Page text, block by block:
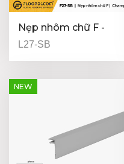
Nẹp nhôm chữ F -
L27-SB
NEW